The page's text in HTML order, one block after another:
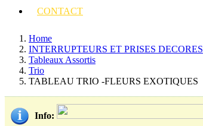
CONTACT
Home
INTERRUPTEURS ET PRISES DECORES
Tableaux Assortis
Trio
TABLEAU TRIO -FLEURS EXOTIQUES
Info: